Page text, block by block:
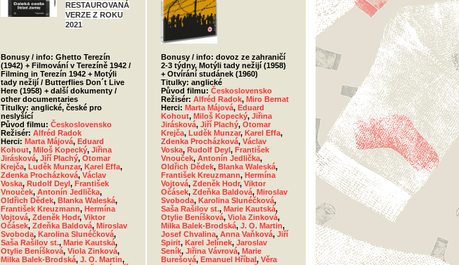
RESTAUROVANÁ
VERZE Z ROKU
2021
Bonusy / info: Ghetto Terezín
(1942) + Filmování v Terezíně 1942 /
Filming in Terezín 1942 + Motýli
tady nežijí / Butterflies Don´t Live
Here (1958) + další dokumenty /
other documentaries
Titulky: anglické, české pro
neslyšící
Původ filmu: Československo
Režisér: Alfréd Radok
Herci: Marta Májová, Eduard
Kohout, Miloš Kopecký, Jiřina
Jirásková, Jiří Plachý, Otomar
Krejča, Luděk Munzar, Karel Effa,
Zdenka Procházková, Václav
Voska, Rudolf Deyl, František
Vnouček, Antonín Jedlička,
Oldřich Dědek, Blanka Waleská,
František Kreuzmann, Hermína
Vojtová, Zdeněk Hodr, Viktor
Očásek, Zdeňka Baldová, Miroslav
Svoboda, Karolina Slunéčková,
Saša Rašilov st., Marie Kautská,
Otylie Beníšková, Viola Zinková,
Milka Balek-Brodská, J. O. Martin,
Bonusy / info: dovoz ze zahraničí
2-3 týdny, Motýli tady nežijí (1958)
+ Otvírání studánek (1960)
Titulky: anglické
Původ filmu: Československo
Režisér: Alfréd Radok, Miro Bernat
Herci: Marta Májová, Eduard
Kohout, Miloš Kopecký, Jiřina
Jirásková, Jiří Plachý, Otomar
Krejča, Luděk Munzar, Karel Effa,
Zdenka Procházková, Václav
Voska, Rudolf Deyl, František
Vnouček, Antonín Jedlička,
Oldřich Dědek, Blanka Waleská,
František Kreuzmann, Hermína
Vojtová, Zdeněk Hodr, Viktor
Očásek, Zdeňka Baldová, Miroslav
Svoboda, Karolina Slunéčková,
Saša Rašilov st., Marie Kautská,
Otylie Beníšková, Viola Zinková,
Milka Balek-Brodská, J. O. Martin,
Josef Chvalina, Anna Vaňková, Jiří
Spirit, Karel Jelínek, Jaroslav
Seník, Jiřina Vávrová, Marie
Burešová, Emanuel Hříbal, Věra